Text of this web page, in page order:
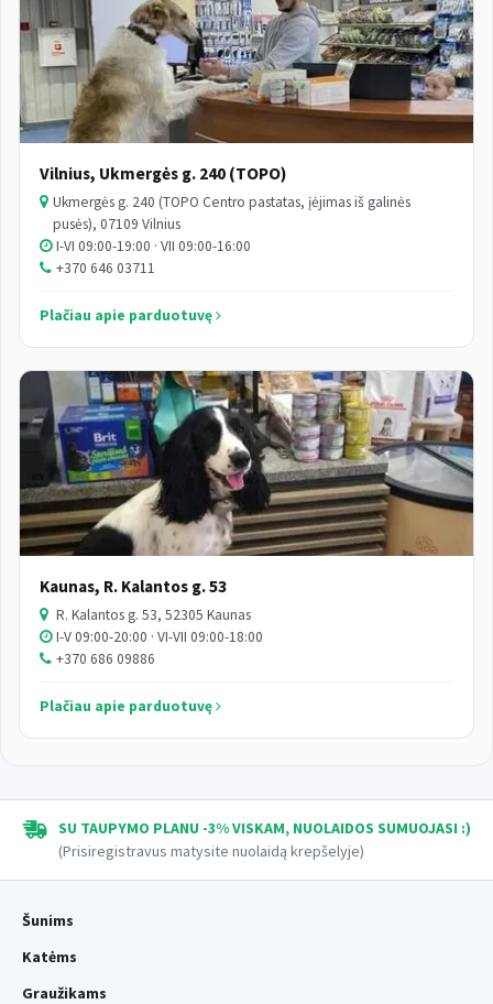
Vilnius, Ukmergės g. 240 (TOPO)
Ukmergės g. 240 (TOPO Centro pastatas, įėjimas iš galinės
pusės), 07109 Vilnius
I-VI 09:00-19:00 · VII 09:00-16:00
+370 646 03711
Plačiau apie parduotuvę
Kaunas, R. Kalantos g. 53
R. Kalantos g. 53, 52305 Kaunas
I-V 09:00-20:00 · VI-VII 09:00-18:00
+370 686 09886
Plačiau apie parduotuvę
SU TAUPYMO PLANU -3% VISKAM, NUOLAIDOS SUMUOJASI :)
(Prisiregistravus matysite nuolaidą krepšelyje)
Šunims
Katėms
Graužikams